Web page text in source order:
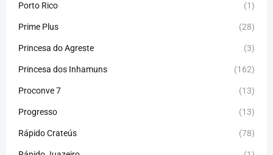
Porto Rico (1)
Prime Plus (28)
Princesa do Agreste (3)
Princesa dos Inhamuns (162)
Proconve 7 (13)
Progresso (13)
Rápido Crateús (78)